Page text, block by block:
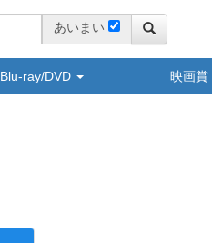
あいまい
Blu-ray/DVD 映画賞